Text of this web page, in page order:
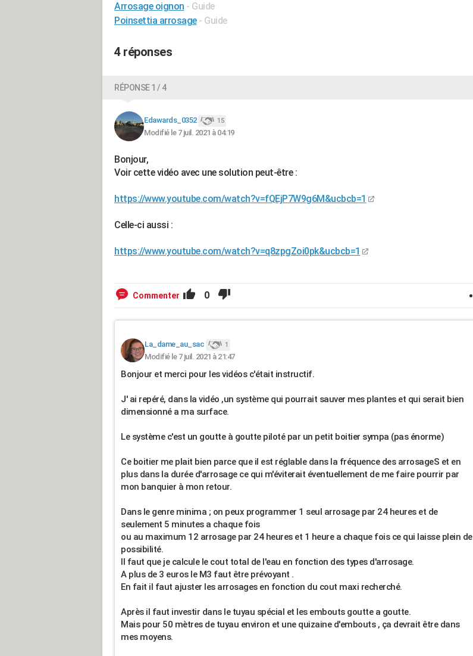
Arrosage oignon - Guide
Poinsettia arrosage - Guide
4 réponses
RÉPONSE 1 / 4
Edawards_0352 15
Modifié le 7 juil. 2021 à 04:19
Bonjour,
Voir cette vidéo avec une solution peut-être :
https://www.youtube.com/watch?v=fQEjP7W9g6M&ucbcb=1
Celle-ci aussi :
https://www.youtube.com/watch?v=q8zpgZoi0pk&ucbcb=1
Commenter 0
La_dame_au_sac 1
Modifié le 7 juil. 2021 à 21:47
Bonjour et merci pour les vidéos c'était instructif.
J' ai repéré, dans la vidéo ,un système qui pourrait sauver mes plantes et qui serait bien
dimensionné a ma surface.
Le système c'est un goutte à goutte piloté par un petit boitier sympa (pas énorme)
Ce boitier me plait bien parce que il est réglable dans la fréquence des arrosageS et en
plus dans la durée d'arrosage ce qui m'éviterait éventuellement de me faire pourrir par
mon banquier à mon retour.
Dans le genre minima ; on peux programmer 1 seul arrosage par 24 heures et de
seulement 5 minutes a chaque fois
ou au maximum 12 arrosage par 24 heures et 1 heure a chaque fois ce qui laisse plein de
possibilité.
Il faut que je calcule le cout total de l'eau en fonction des types d'arrosage.
A plus de 3 euros le M3 faut être prévoyant .
En fait il faut ajuster les arrosages en fonction du cout maxi recherché.
Après il faut investir dans le tuyau spécial et les embouts goutte a goutte.
Mais pour 50 mètres de tuyau environ et une quizaine d'embouts , ça devrait être dans
mes moyens.